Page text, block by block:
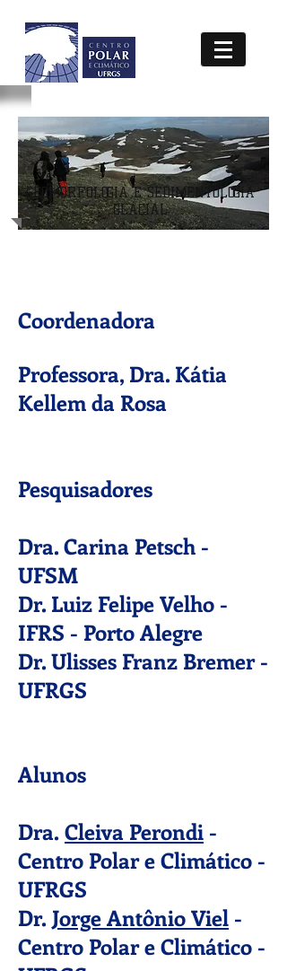
GEOMORFOLOGIA E SEDIMENTOLOGIA
GLACIAL
Coordenadora
Professora, Dra. Kátia
Kellem da Rosa
Pesquisadores
Dra. Carina Petsch -
UFSM
Dr. Luiz Felipe Velho -
IFRS - Porto Alegre
Dr. Ulisses Franz Bremer -
UFRGS
Alunos
Dra. Cleiva Perondi -
Centro Polar e Climático -
UFRGS
Dr. Jorge Antônio Viel -
Centro Polar e Climático -